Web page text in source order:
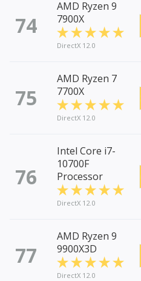
74
AMD Ryzen 9
7900X
DirectX 12.0
75
AMD Ryzen 7
7700X
DirectX 12.0
76
Intel Core i7-
10700F
Processor
DirectX 12.0
77
AMD Ryzen 9
9900X3D
DirectX 12.0